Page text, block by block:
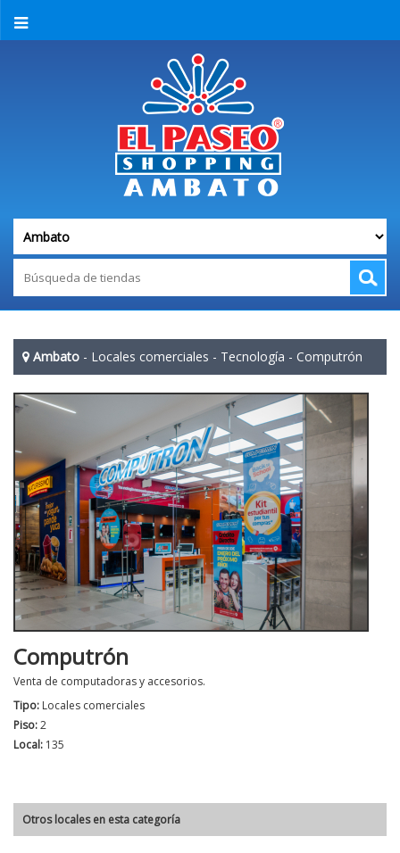
Ambato - Locales comerciales - Tecnología - Computrón
Computrón
Venta de computadoras y accesorios.
Tipo: Locales comerciales
Piso:2
Local: 135
Otros locales en esta categoría